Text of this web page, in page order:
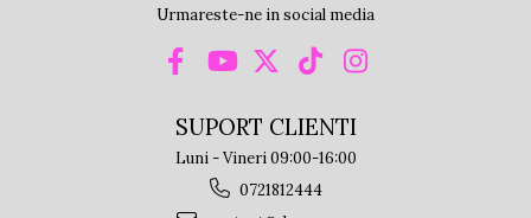
Urmareste-ne in social media
SUPORT CLIENTI
Luni - Vineri 09:00-16:00
0721812444